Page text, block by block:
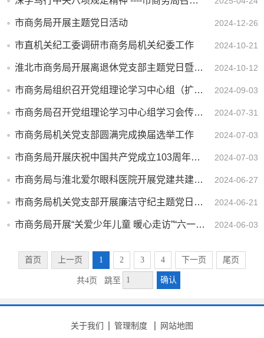
市商务局开展主题党日活动 2024-12-26
市直机关纪工委调研市商务局机关纪委工作 2024-10-21
淮北市商务局开展离退休党支部主题党日暨重阳节活动 2024-10-12
市商务局组织召开党组理论学习中心组（扩大）会议暨学习贯彻党的二十届三中全会精神专题辅导报告会 2024-09-03
市商务局召开党组理论学习中心组学习会传达学习党的二十届三中全会精神 2024-07-31
市商务局机关党支部圆满完成换届选举工作 2024-07-03
市商务局开展庆祝中国共产党成立103周年主题党日活动 2024-07-03
市商务局与淮北爱尔眼科医院开展党建共建公益服务活动 2024-06-27
市商务局机关党支部开展廉洁守纪主题党日活动 2024-06-21
市商务局开展“关爱少年儿童 暖心走访”“六一”慰问活动 2024-06-03
首页 上一页 1 2 3 4 下一页 尾页
共4页 跳至 确认
关于我们 管理制度 网站地图